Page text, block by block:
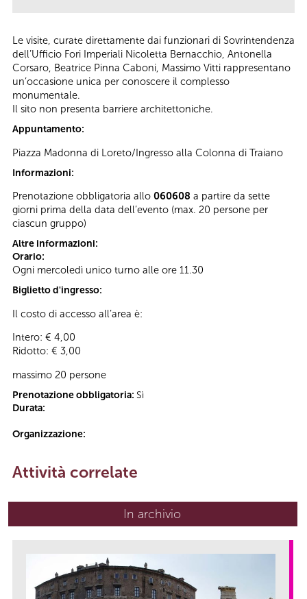
Le visite, curate direttamente dai funzionari di Sovrintendenza
dell’Ufficio Fori Imperiali Nicoletta Bernacchio, Antonella
Corsaro, Beatrice Pinna Caboni, Massimo Vitti rappresentano
un’occasione unica per conoscere il complesso
monumentale.
Il sito non presenta barriere architettoniche.
Appuntamento:
Piazza Madonna di Loreto/Ingresso alla Colonna di Traiano
Informazioni:
Prenotazione obbligatoria allo 060608 a partire da sette
giorni prima della data dell’evento (max. 20 persone per
ciascun gruppo)
Altre informazioni:
Orario:
Ogni mercoledì unico turno alle ore 11.30
Biglietto d'ingresso:
Il costo di accesso all’area è:
Intero: € 4,00
Ridotto: € 3,00
massimo 20 persone
Prenotazione obbligatoria: Sì
Durata:
Organizzazione:
Attività correlate
In archivio